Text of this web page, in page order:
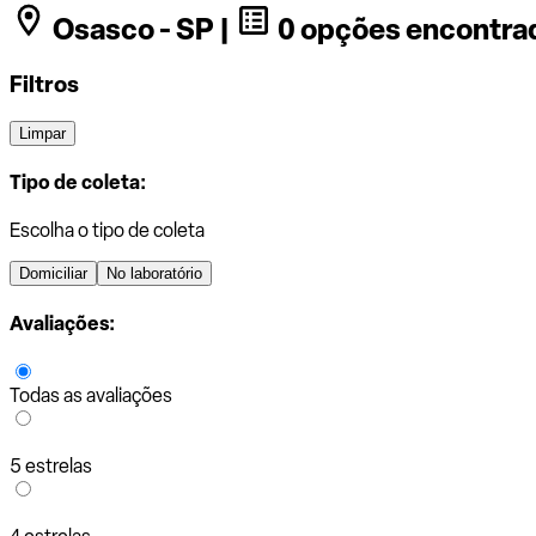
Osasco - SP | 0 opções
Filtros
Limpar
Tipo de coleta:
Escolha o tipo de coleta
Domiciliar No laboratório
Avaliações:
Todas as avaliações
5 estrelas